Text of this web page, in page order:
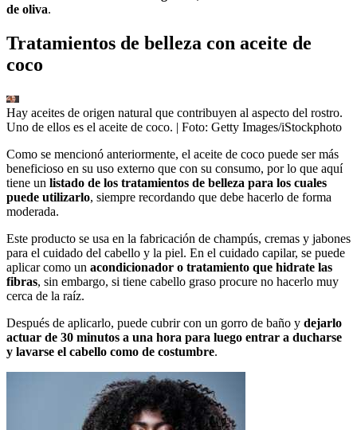
de oliva.
Tratamientos de belleza con aceite de
coco
Hay aceites de origen natural que contribuyen al aspecto del rostro.
Uno de ellos es el aceite de coco. | Foto: Getty Images/iStockphoto
Como se mencionó anteriormente, el aceite de coco puede ser más
beneficioso en su uso externo que con su consumo, por lo que aquí
tiene un listado de los tratamientos de belleza para los cuales
puede utilizarlo, siempre recordando que debe hacerlo de forma
moderada.
Este producto se usa en la fabricación de champús, cremas y jabones
para el cuidado del cabello y la piel. En el cuidado capilar, se puede
aplicar como un acondicionador o tratamiento que hidrate las
fibras, sin embargo, si tiene cabello graso procure no hacerlo muy
cerca de la raíz.
Después de aplicarlo, puede cubrir con un gorro de baño y dejarlo
actuar de 30 minutos a una hora para luego entrar a ducharse
y lavarse el cabello como de costumbre.